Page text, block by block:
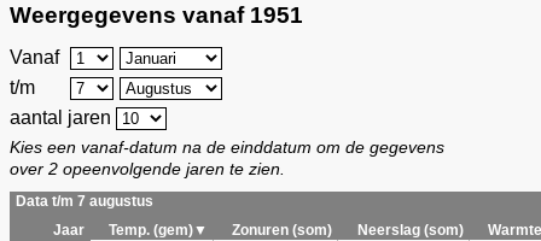
Weergegevens vanaf 1951
Vanaf
t/m
aantal jaren
Kies een vanaf-datum na de einddatum om de gegevens
over 2 opeenvolgende jaren te zien.
Data t/m 7 augustus
Jaar
Temp. (gem)▼ Zonuren (som) Neerslag (som)